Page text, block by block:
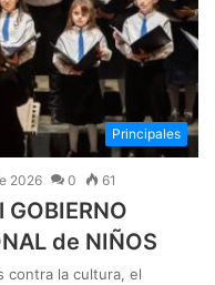
Principales
2026 0 61
GOBIERNO
de NIÑOS
contra la cultura, el